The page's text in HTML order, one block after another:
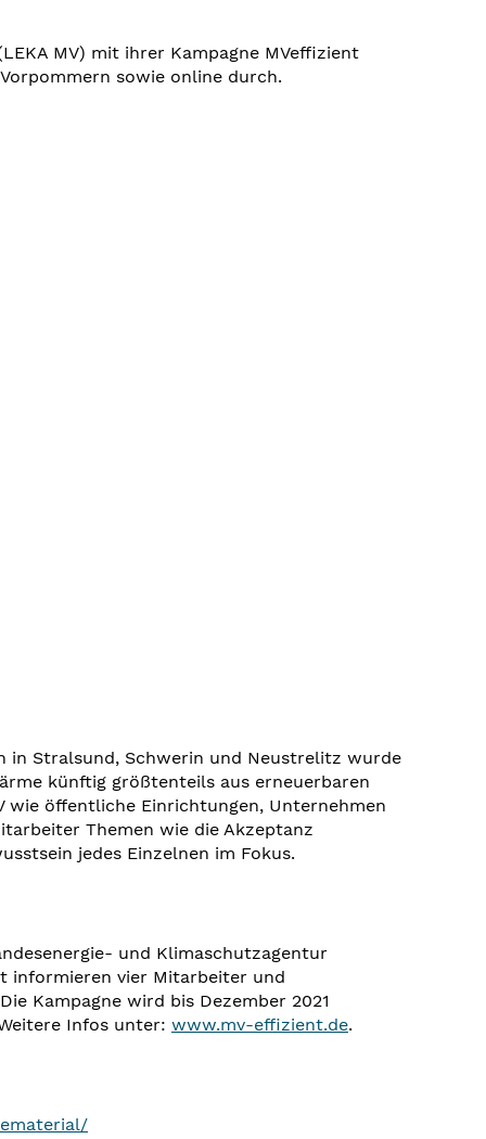
MV) mit ihrer Kampagne MVeffizient
sowie online durch.
in Stralsund, Schwerin und Neustrelitz wurde
künftig größtenteils aus erneuerbaren
wie öffentliche Einrichtungen, Unternehmen
Themen wie die Akzeptanz
jedes Einzelnen im Fokus.
und Klimaschutzagentur
informieren vier Mitarbeiter und
Kampagne wird bis Dezember 2021
Infos unter: www.mv-effizient.de.